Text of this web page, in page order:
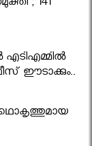
; 141
ഈടാക്കും..